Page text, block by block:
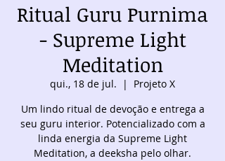
Ritual Guru Purnima
- Supreme Light
Meditation
qui., 18 de jul.
  |
Projeto X
Um lindo ritual de devoção e entrega a
seu guru interior. Potencializado com a
linda energia da Supreme Light
Meditation, a deeksha pelo olhar.